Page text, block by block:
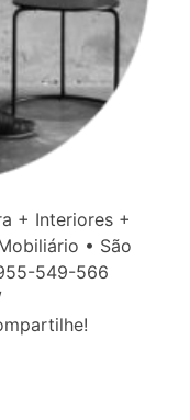
+ Interiores +
• São
549-566